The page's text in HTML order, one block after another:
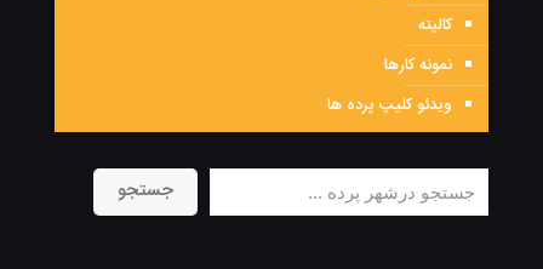
کالیته
نمونه کارها
ویدئو کلیپ پرده ها
جستجو جستجو